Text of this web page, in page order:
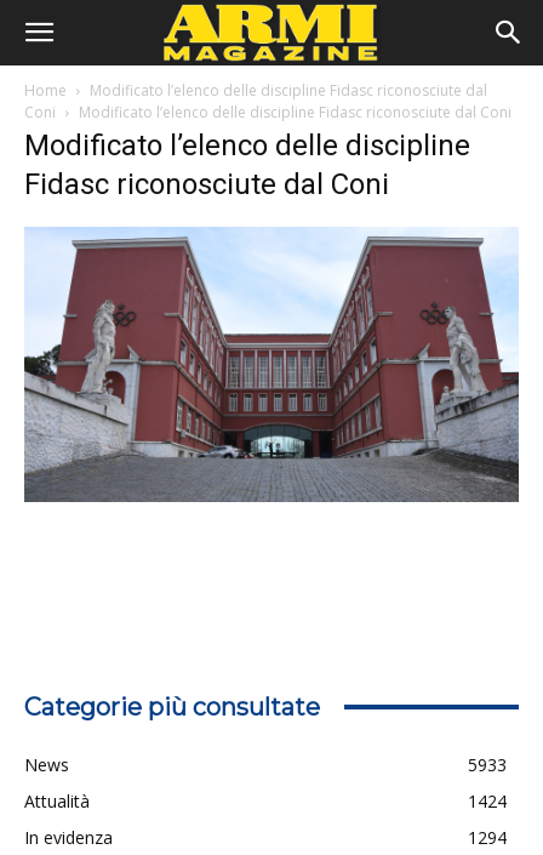
Home
Modificato l’elenco delle discipline Fidasc riconosciute dal
Coni
Modificato l’elenco delle discipline Fidasc riconosciute dal Coni
Modificato l’elenco delle discipline
Fidasc riconosciute dal Coni
Categorie più consultate
News
5933
Attualità
1424
In evidenza
1294